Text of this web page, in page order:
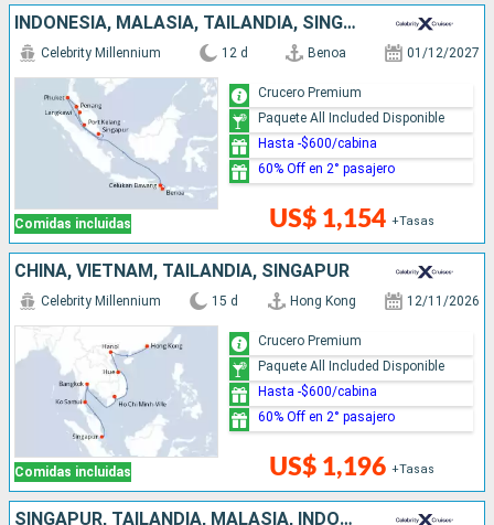
INDONESIA, MALASIA, TAILANDIA, SINGAPUR
Comidas incluidas
Celebrity Millennium 12 d Benoa 01/12/2027
US$ 1,154 +Tasas
Crucero Premium
Paquete All Included Disponible
Hasta -$600/cabina
60% Off en 2° pasajero
CHINA, VIETNAM, TAILANDIA, SINGAPUR
Comidas incluidas
Celebrity Millennium 15 d Hong Kong 12/11/2026
US$ 1,196 +Tasas
Crucero Premium
Paquete All Included Disponible
Hasta -$600/cabina
60% Off en 2° pasajero
SINGAPUR, TAILANDIA, MALASIA, INDONESIA